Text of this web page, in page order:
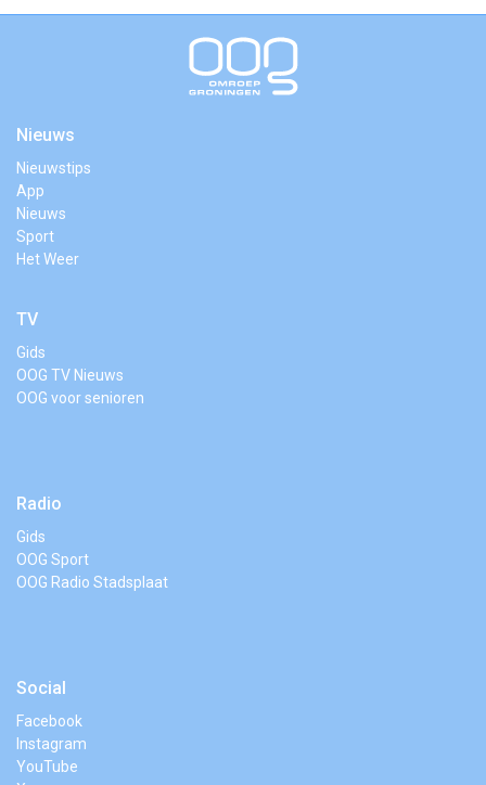
Nieuws
Nieuwstips
App
Nieuws
Sport
Het Weer
TV
Gids
OOG TV Nieuws
OOG voor senioren
Radio
Gids
OOG Sport
OOG Radio Stadsplaat
Social
Facebook
Instagram
YouTube